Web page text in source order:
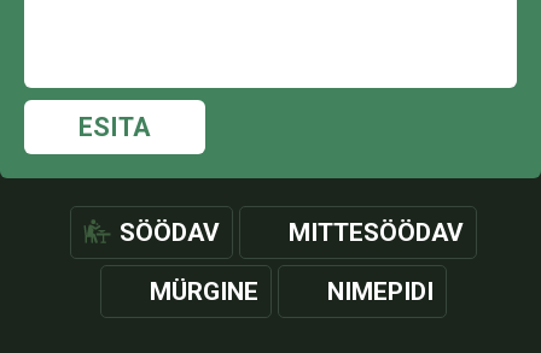
ESITA
SÖÖDAV MITTESÖÖDAV
MÜRGINE NIMEPIDI